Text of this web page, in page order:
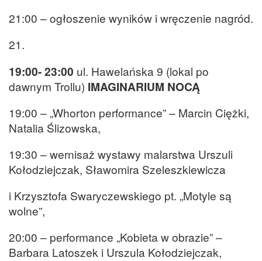
21:00 – ogłoszenie wyników i wręczenie nagród.
21.
19:00- 23:00 ul. Hawelańska 9 (lokal po
dawnym Trollu) IMAGINARIUM NOCĄ
19:00 – „Whorton performance” – Marcin Ciężki,
Natalia Ślizowska,
19:30 – wernisaż wystawy malarstwa Urszuli
Kołodziejczak, Sławomira Szeleszkiewicza
i Krzysztofa Swaryczewskiego pt. „Motyle są
wolne”,
20:00 – performance „Kobieta w obrazie” –
Barbara Latoszek i Urszula Kołodziejczak,